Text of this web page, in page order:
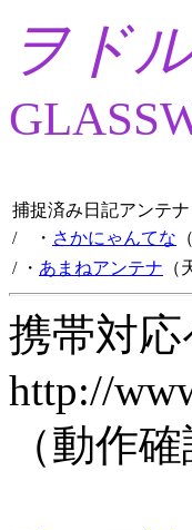
ヲド
捕捉済み日記アンテナ
/ ・ さかにゃんてな
/ ・ あまねアンテナ （
携帯対
http://
（動作